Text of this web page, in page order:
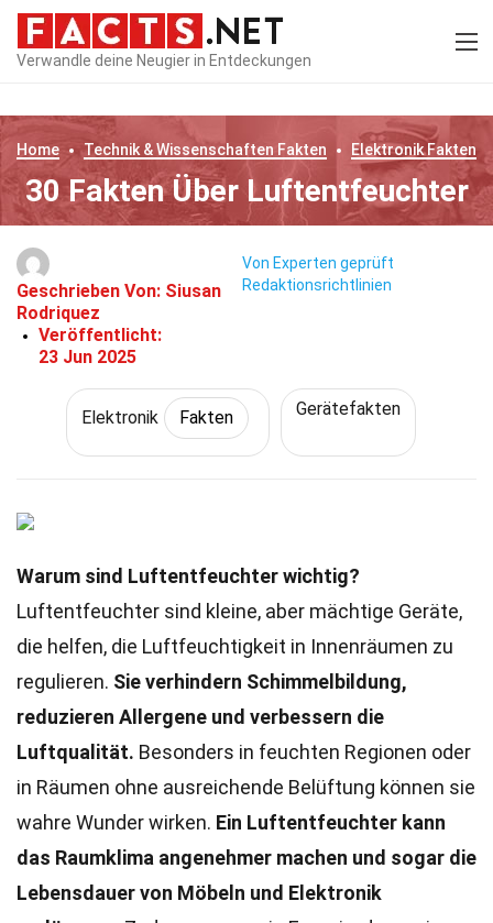
Verwandle deine Neugier in Entdeckungen
Home Technik & Wissenschaften Fakten ElektronikFakten
30 Fakten Über Luftentfeuchter
Geschrieben Von: Siusan
Rodriquez
Veröffentlicht:
23 Jun 2025
Von Experten geprüft
Redaktionsrichtlinien
Elektronik Fakten Gerätefakten
Warum sind Luftentfeuchter wichtig?
Luftentfeuchter sind kleine, aber mächtige Geräte,
die helfen, die Luftfeuchtigkeit in Innenräumen zu
regulieren. Sie verhindern Schimmelbildung,
reduzieren Allergene und verbessern die
Luftqualität. Besonders in feuchten Regionen oder
in Räumen ohne ausreichende Belüftung können sie
wahre Wunder wirken. Ein Luftentfeuchter kann
das Raumklima angenehmer machen und sogar die
Lebensdauer von Möbeln und Elektronik